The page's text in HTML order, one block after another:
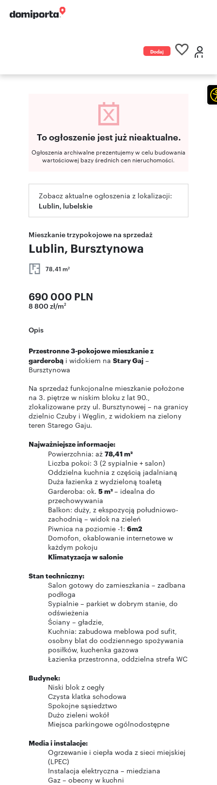
Dodaj
To ogłoszenie jest już nieaktualne.
Ogłoszenia archiwalne prezentujemy w celu budowania
wartościowej bazy średnich cen nieruchomości.
Zobacz aktualne ogłoszenia z lokalizacji:
Lublin, lubelskie
Mieszkanie trzypokojowe na sprzedaż
Lublin, Bursztynowa
78,41 m2
690 000 PLN
8 800 zł/m2
Opis
Przestronne 3-pokojowe mieszkanie z
garderobą i widokiem na Stary Gaj –
Bursztynowa
Na sprzedaż funkcjonalne mieszkanie położone
na 3. piętrze w niskim bloku z lat 90.,
zlokalizowane przy ul. Bursztynowej – na granicy
dzielnic Czuby i Węglin, z widokiem na zielony
teren Starego Gaju.
Najważniejsze informacje:
Powierzchnia: aż 78,41 m²
Liczba pokoi: 3 (2 sypialnie + salon)
Oddzielna kuchnia z częścią jadalnianą
Duża łazienka z wydzieloną toaletą
Garderoba: ok. 5 m²– idealna do
przechowywania
Balkon: duży, z ekspozycją południowo-
zachodnią – widok na zieleń
Piwnica na poziomie -1: 6m2
Domofon, okablowanie internetowe w
każdym pokoju
Klimatyzacja w salonie
Stan techniczny:
Salon gotowy do zamieszkania – zadbana
podłoga
Sypialnie – parkiet w dobrym stanie, do
odświeżenia
Ściany – gładzie,
Kuchnia: zabudowa meblowa pod sufit,
osobny blat do codziennego spożywania
posiłków, kuchenka gazowa
Łazienka przestronna, oddzielna strefa WC
Budynek:
Niski blok z cegły
Czysta klatka schodowa
Spokojne sąsiedztwo
Dużo zieleni wokół
Miejsca parkingowe ogólnodostępne
Media i instalacje:
Ogrzewanie i ciepła woda z sieci miejskiej
(LPEC)
Instalacja elektryczna – miedziana
Gaz – obecny w kuchni